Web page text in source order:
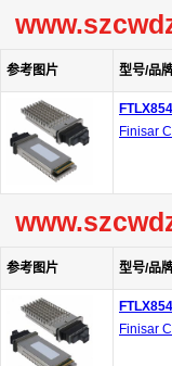
参考图片 型号/品
Finisar
参考图片 型号/品
Finisar